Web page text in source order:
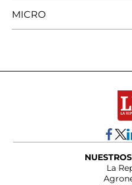
MICRO
La